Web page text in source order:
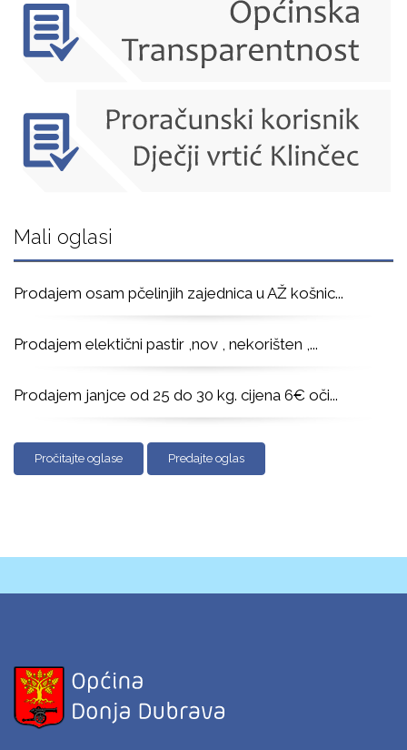
Mali oglasi
Prodajem osam pčelinjih zajednica u AŽ košnic...
Prodajem elektični pastir ,nov , nekorišten ,...
Prodajem janjce od 25 do 30 kg. cijena 6€ oči...
Pročitajte oglase Predajte oglas